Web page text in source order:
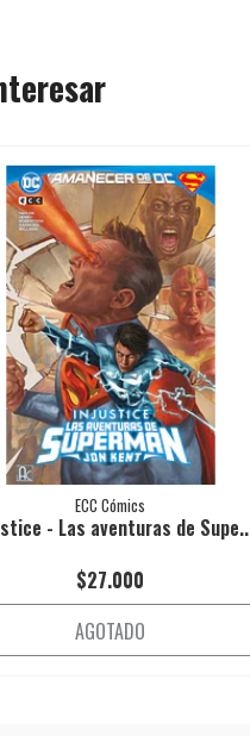
ECC Cómics
- Las aventuras de Supe..
$27.000
AGOTADO